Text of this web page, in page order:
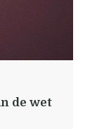
de wet